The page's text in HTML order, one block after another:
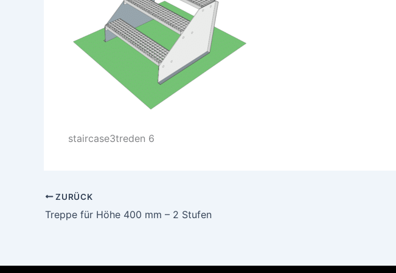
staircase3treden 6
ZURÜCK
Treppe für Höhe 400 mm – 2 Stufen